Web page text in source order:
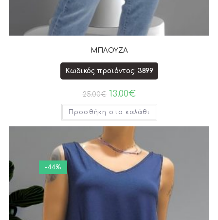
ΜΠΛΟΥΖΑ
Κωδικός προϊόντος: 3899
25.00€ 13.00€
Προσθήκη στο καλάθι
-44%